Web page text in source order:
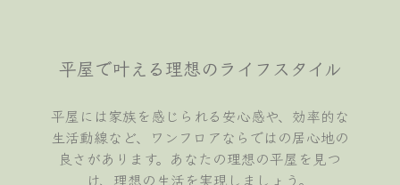
平屋で叶える理想のライフスタイル
平屋には家族を感じられる安心感や、効率的な
生活動線など、ワンフロアならではの居心地の
良さがあります。あなたの理想の平屋を見つ
け、理想の生活を実現しましょう。